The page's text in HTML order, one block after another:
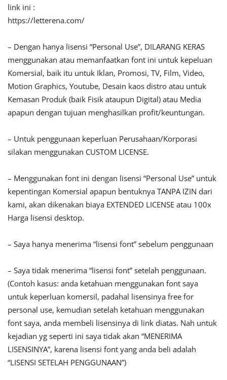
link ini :
https://letterena.com/
– Dengan hanya lisensi “Personal Use”, DILARANG KERAS
menggunakan atau memanfaatkan font ini untuk kepeluan
Komersial, baik itu untuk Iklan, Promosi, TV, Film, Video,
Motion Graphics, Youtube, Desain kaos distro atau untuk
Kemasan Produk (baik Fisik ataupun Digital) atau Media
apapun dengan tujuan menghasilkan profit/keuntungan.
– Untuk penggunaan keperluan Perusahaan/Korporasi
silakan menggunakan CUSTOM LICENSE.
– Menggunakan font ini dengan lisensi “Personal Use” untuk
kepentingan Komersial apapun bentuknya TANPA IZIN dari
kami, akan dikenakan biaya EXTENDED LICENSE atau 100x
Harga lisensi desktop.
– Saya hanya menerima “lisensi font” sebelum penggunaan
– Saya tidak menerima “lisensi font” setelah penggunaan.
(Contoh kasus: anda ketahuan menggunakan font saya
untuk keperluan komersil, padahal lisensinya free for
personal use, kemudian setelah ketahuan menggunakan
font saya, anda membeli lisensinya di link diatas. Nah untuk
kejadian yg seperti ini saya tidak akan “MENERIMA
LISENSINYA”, karena lisensi font yang anda beli adalah
“LISENSI SETELAH PENGGUNAAN”)